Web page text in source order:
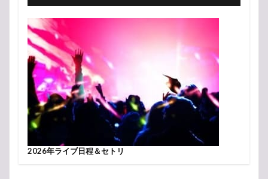
2026年ライブ日程＆セトリ